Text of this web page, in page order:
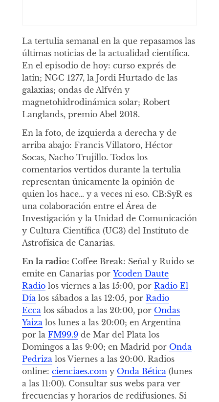
La tertulia semanal en la que repasamos las
últimas noticias de la actualidad científica.
En el episodio de hoy: curso exprés de
latín; NGC 1277, la Jordi Hurtado de las
galaxias; ondas de Alfvén y
magnetohidrodinámica solar; Robert
Langlands, premio Abel 2018.
En la foto, de izquierda a derecha y de
arriba abajo: Francis Villatoro, Héctor
Socas, Nacho Trujillo. Todos los
comentarios vertidos durante la tertulia
representan únicamente la opinión de
quien los hace… y a veces ni eso. CB:SyR es
una colaboración entre el Área de
Investigación y la Unidad de Comunicación
y Cultura Científica (UC3) del Instituto de
Astrofísica de Canarias.
En la radio: Coffee Break: Señal y Ruido se
emite en Canarias por Ycoden Daute
Radiolos viernes a las 15:00, por Radio El
Día los sábados a las 12:05, por Radio
Ecca los sábados a las 20:00, por Ondas
Yaiza los lunes a las 20:00; en Argentina
por la FM99.9de Mar del Plata los
Domingos a las 9:00; en Madrid por Onda
Pedriza los Viernes a las 20:00. Radios
online: cienciaes.com y Onda Bética (lunes
a las 11:00). Consultar sus webs para ver
frecuencias y horarios de redifusiones. Si